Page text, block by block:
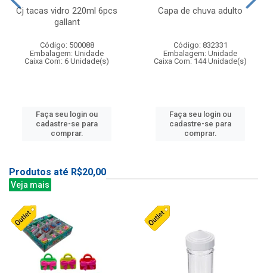
Cj tacas vidro 220ml 6pcs
gallant
Código: 500088
Embalagem: Unidade
Caixa Com: 6 Unidade(s)
Faça seu login ou
cadastre-se para
comprar.
Capa de chuva adulto
Código: 832331
Embalagem: Unidade
Caixa Com: 144 Unidade(s)
Faça seu login ou
cadastre-se para
comprar.
Produtos até R$20,00
Veja mais